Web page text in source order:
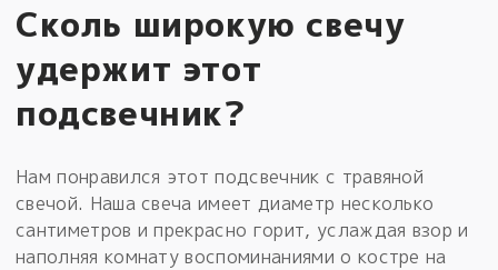
Сколь широкую свечу
удержит этот
подсвечник?
Нам понравился этот подсвечник с травяной
свечой. Наша свеча имеет диаметр несколько
сантиметров и прекрасно горит, услаждая взор и
наполняя комнату воспоминаниями о костре на